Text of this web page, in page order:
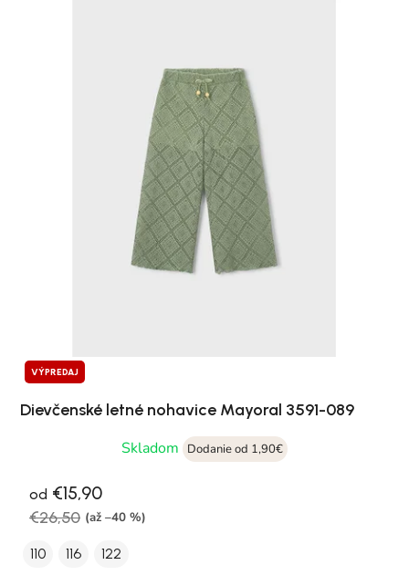
VÝPREDAJ
Dievčenské letné nohavice Mayoral 3591-089
Skladom
Dodanie od 1,90€
od €15,90
€26,50 (až –40 %)
110 116 122